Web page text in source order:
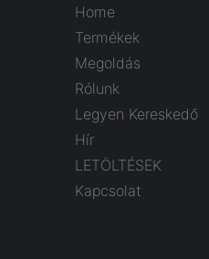
Home
Termékek
Megoldás
Rólunk
Legyen Kereskedő
Hír
LETÖLTÉSEK
Kapcsolat